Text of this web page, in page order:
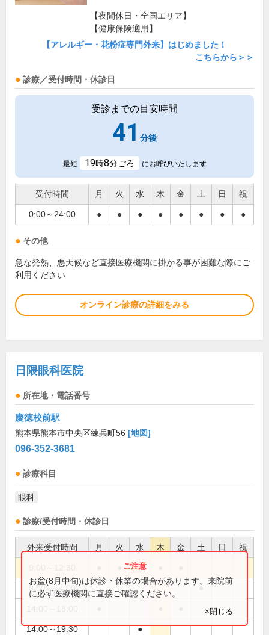
【夜間休日・全国エリア】
【健康保険適用】
【アレルギー・花粉症専門外来】はじめました！
こちらから＞＞
診療／受付時間・休診日
受診までの目安時間
41 分後
最短 19時8分ごろ にお呼びいたします
受付時間 月 火 水 木 金 土 日 祝
0:00～24:00 ● ● ● ● ● ● ● ●
その他
急な発熱、悪天候など直接医療機関に掛かる事が困難な際にご
利用ください
オンライン診療の詳細をみる
日隈眼科医院
所在地・電話番号
慶徳校前駅
熊本県熊本市中央区練兵町56 [地図]
096-352-3681
診療科目
眼科
診療/受付時間・休診日
外来受付時間 月 火 水 木 金 土 日 祝
●
9:00～14:00 ●
14:00～19:30 ●
お盆(8月中旬)は休診・休業の場合があります。来院前
に必ず医療機関に直接ご確認ください。
×閉じる